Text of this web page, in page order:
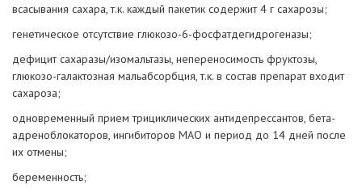
всасывания сахара, т.к. каждый пакетик содержит 4 г сахарозы;
генетическое отсутствие глюкозо-6-фосфатдегидрогеназы;
дефицит сахаразы/изомальтазы, непереносимость фруктозы,
глюкозо-галактозная мальабсорбция, т.к. в состав препарат входит
сахароза;
одновременный прием трициклических антидепрессантов, бета-
адреноблокаторов, ингибиторов МАО и период до 14 дней после
их отмены;
беременность;